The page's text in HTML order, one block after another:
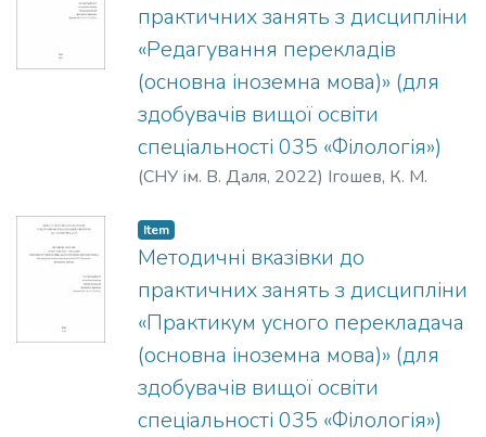
практичних занять з дисципліни
«Редагування перекладів
(основна іноземна мова)» (для
здобувачів вищої освіти
спеціальності 035 «Філологія»)
(СНУ ім. В. Даля, 2022) Ігошев, К. М.
Item
Методичні вказівки до
практичних занять з дисципліни
«Практикум усного перекладача
(основна іноземна мова)» (для
здобувачів вищої освіти
спеціальності 035 «Філологія»)